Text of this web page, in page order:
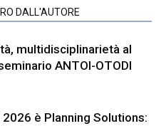
DALL'AUTORE
multidisciplinarietà al
ANTOI-OTODI
è Planning Solutions: